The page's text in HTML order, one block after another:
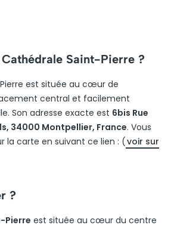
Saint-Pierre ?
est située au cœur de
central et facilement
Son adresse exacte est 6bis Rue
34000 Montpellier, France. Vous
la carte en suivant ce lien : (voir sur
?
Pierre est située au cœur du centre